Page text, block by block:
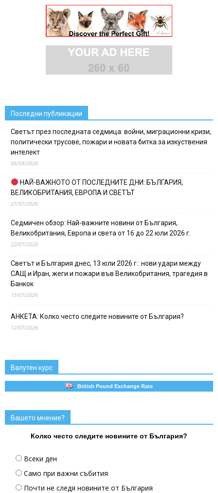
Последни публикации
Светът през последната седмица: войни, миграционни кризи,
политически трусове, пожари и новата битка за изкуствения
интелект
06/08/2026
НАЙ-ВАЖНОТО ОТ ПОСЛЕДНИТЕ ДНИ: БЪЛГАРИЯ,
ВЕЛИКОБРИТАНИЯ, ЕВРОПА И СВЕТЪТ
27/07/2026
Седмичен обзор: Най-важните новини от България,
Великобритания, Европа и света от 16 до 22 юли 2026 г.
22/07/2026
Светът и България днес, 13 юли 2026 г.: нови удари между
САЩ и Иран, жеги и пожари във Великобритания, трагедия в
Банкок
13/07/2026
АНКЕТА: Колко често следите новините от България?
12/07/2026
Валутен курс
British Pound Exchange Rate
Вашето мнение?
Колко често следите новините от България?
Всеки ден
Само при важни събития
Почти не следя новините от България